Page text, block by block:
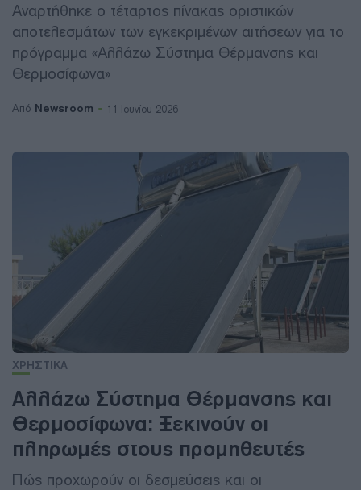
Αναρτήθηκε ο τέταρτος πίνακας οριστικών
αποτελεσμάτων των εγκεκριμένων αιτήσεων για το
πρόγραμμα «Αλλάζω Σύστημα Θέρμανσης και
Θερμοσίφωνα»
Από Newsroom 11 Ιουνίου 2026
ΧΡΗΣΤΙΚΑ
Αλλάζω Σύστημα Θέρμανσης και
Θερμοσίφωνα: Ξεκινούν οι
πληρωμές στους προμηθευτές
Πώς προχωρούν οι δεσμεύσεις και οι